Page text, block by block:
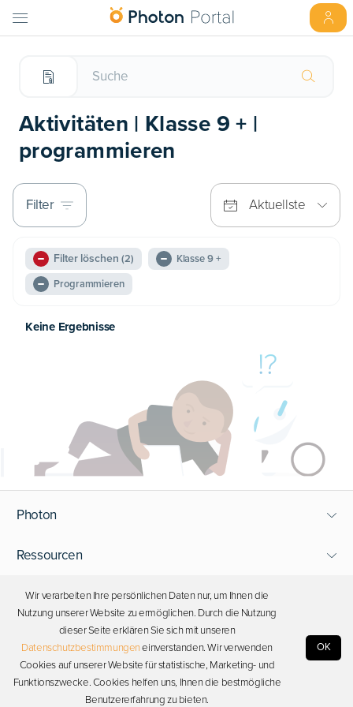
Aktivitäten | Klasse 9 + |
programmieren
Filter Aktuellste
Filter löschen (2)
Klasse 9 +
Programmieren
Keine Ergebnisse
Photon
Ressourcen
Support
Bleiben Sie in Kontakt
Urheberrecht © 2026 Photon. Alle Rechte vorbehalten.
Wir verarbeiten Ihre persönlichen Daten nur, um Ihnen die
Nutzung unserer Website zu ermöglichen. Durch die Nutzung
dieser Seite erklären Sie sich mit unseren
Datenschutzbestimmungeneinverstanden. Wir verwenden
Cookies auf unserer Website für statistische, Marketing- und
Funktionszwecke. Cookies helfen uns, Ihnen die bestmögliche
Benutzererfahrung zu bieten.
OK